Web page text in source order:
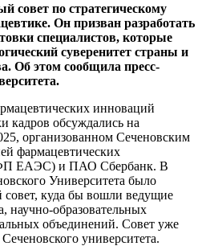
совет по стратегическому
Он призван разработать
специалистов, которые
суверенитет страны и
Об этом сообщила пресс-
инноваций
кадров обсуждались на
организованном Сеченовским
фармацевтических
ЕАЭС) и ПАО Сбербанк. В
Университета было
совет, куда бы вошли ведущие
научно-образовательных
объединений. Совет уже
университета.